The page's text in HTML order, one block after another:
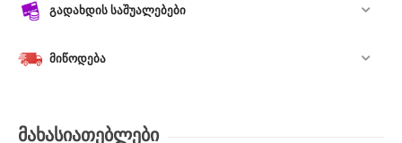
გადახდის საშუალებები
მიწოდება
მახასიათებლები